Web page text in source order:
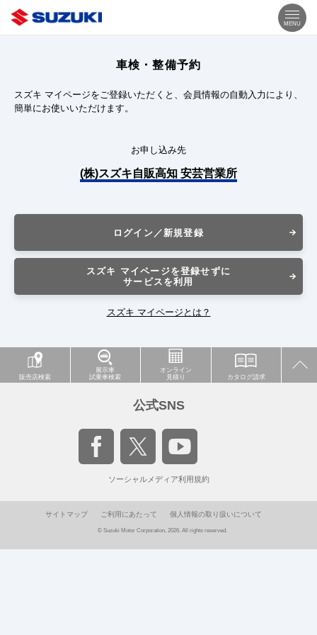
MENU
車検・整備予約
スズキ マイページをご登録いただくと、会員情報の自動入力により、
簡単にお使いいただけます。
お申し込み先
(株)スズキ自販高知 安芸営業所
ログイン／新規登録
スズキ マイページを登録せずに
サービスを利用
スズキ マイページとは？
販売店検索
展示車
試乗車検索
オンライン
見積り
カタログ請求
公式SNS
ソーシャルメディア利用規約
サイトマップ ご利用にあたって 個人情報の取り扱いについて
© Suzuki Motor Corporation, 2026. All rights reserved.